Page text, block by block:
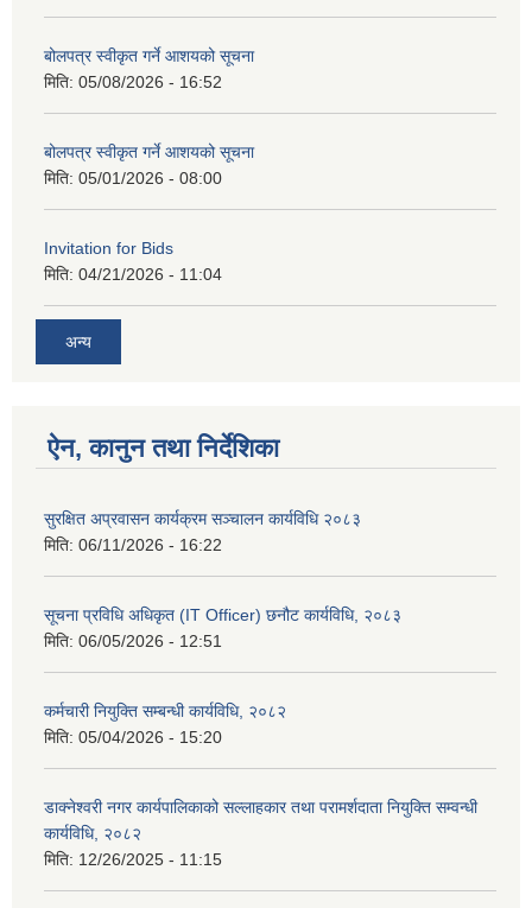
बोलपत्र स्वीकृत गर्ने आशयको सूचना
मिति: 05/08/2026 - 16:52
बोलपत्र स्वीकृत गर्ने आशयको सूचना
मिति: 05/01/2026 - 08:00
Invitation for Bids
मिति: 04/21/2026 - 11:04
अन्य
ऐन, कानुन तथा निर्देशिका
सुरक्षित अप्रवासन कार्यक्रम सञ्चालन कार्यविधि २०८३
मिति: 06/11/2026 - 16:22
सूचना प्रविधि अधिकृत (IT Officer) छनौट कार्यविधि, २०८३
मिति: 06/05/2026 - 12:51
कर्मचारी नियुक्ति सम्बन्धी कार्यविधि, २०८२
मिति: 05/04/2026 - 15:20
डाक्नेश्वरी नगर कार्यपालिकाको सल्लाहकार तथा परामर्शदाता नियुक्ति सम्वन्धी
कार्यविधि, २०८२
मिति: 12/26/2025 - 11:15